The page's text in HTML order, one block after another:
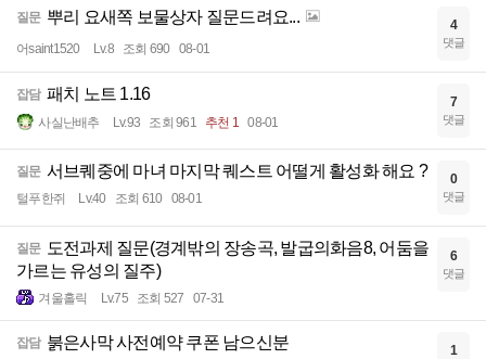
질문 뿌리 요새쪽 보물상자 질문드려요...
어saint1520 Lv.8 조회 690 08-01
4
댓글
잡담 패치 노트 1.16
사실난배추 Lv.93 조회 961 추천 1 08-01
7
댓글
질문 서브퀘중에 마녀 마지막 퀘스트 어떨게 활성화 해요 ?
털푸한쥐 Lv.40 조회 610 08-01
0
댓글
질문 도전과제 질문(경계밖의 장송곡, 발굽의화음8, 어둠을
가르는 유성의 질주)
겨울홀릭 Lv.75 조회 527 07-31
6
댓글
잡담 붉은사막 사전예약 쿠폰 남으신분 1